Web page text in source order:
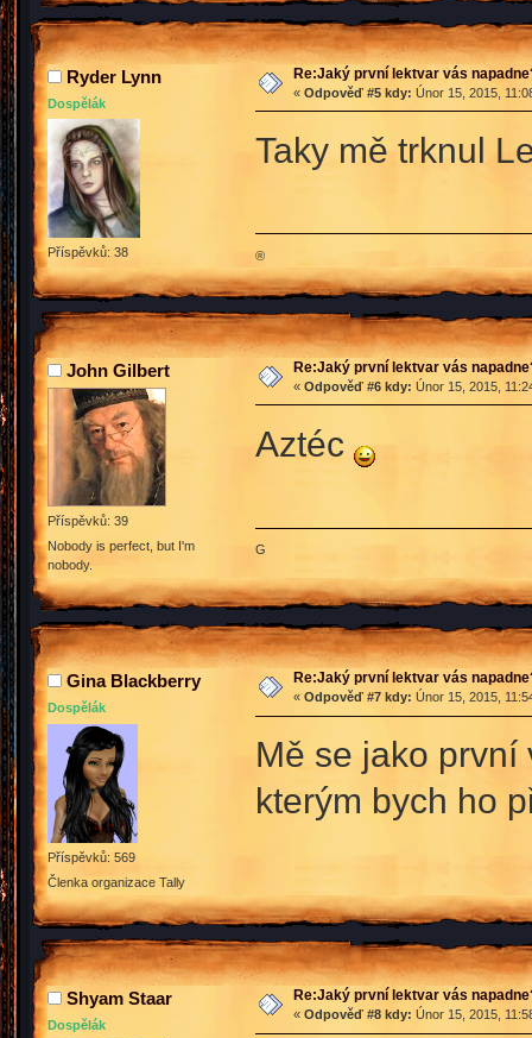
Ryder Lynn
Dospělák
Příspěvků: 38
Re:Jaký první lektvar vás
« Odpověď #5 kdy: Únor 15, 2015,
Taky mě trknul
®
John Gilbert
Příspěvků: 39
Nobody is perfect, but I'm
nobody.
Re:Jaký první lektvar vás
« Odpověď #6 kdy: Únor 15, 2015,
Aztéc
G
Gina Blackberry
Dospělák
Příspěvků: 569
Členka organizace Tally
Re:Jaký první lektvar vás
« Odpověď #7 kdy: Únor 15, 2015,
Mě se jako
kterým bych ho
Shyam Staar
Dospělák
Re:Jaký první lektvar vás
« Odpověď #8 kdy: Únor 15, 2015,